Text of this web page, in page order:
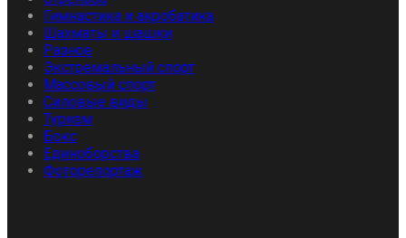
Гимнастика и акробатика
Шахматы и шашки
Разное
Экстремальный спорт
Массовый спорт
Силовые виды
Туризм
Бокс
Единоборства
Фоторепортаж